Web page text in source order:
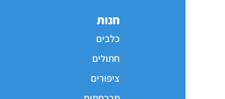
חנות
כלבים
חתולים
ציפורים